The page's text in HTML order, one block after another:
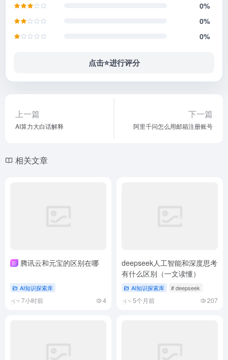
0%
0%
0%
点击⭐️进行评分
上一篇
AI算力大白话解释
下一篇
阿里千问怎么用邮箱注册账号
相关文章
新 腾讯云和元宝的区别在哪
AI知识探索库
7小时前 4
deepseek人工智能和深度思考
有什么区别（一文读懂）
AI知识探索库 # deepseek
5个月前 207